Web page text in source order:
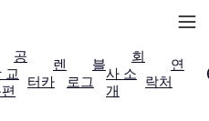
공
교
렌
터카
블
로그
회
사 소
개
연
락처